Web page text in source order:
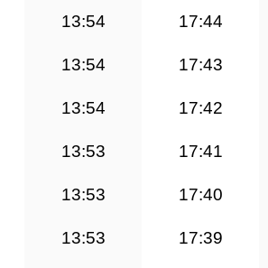
13:54 17:44
13:54 17:43
13:54 17:42
13:53 17:41
13:53 17:40
13:53 17:39